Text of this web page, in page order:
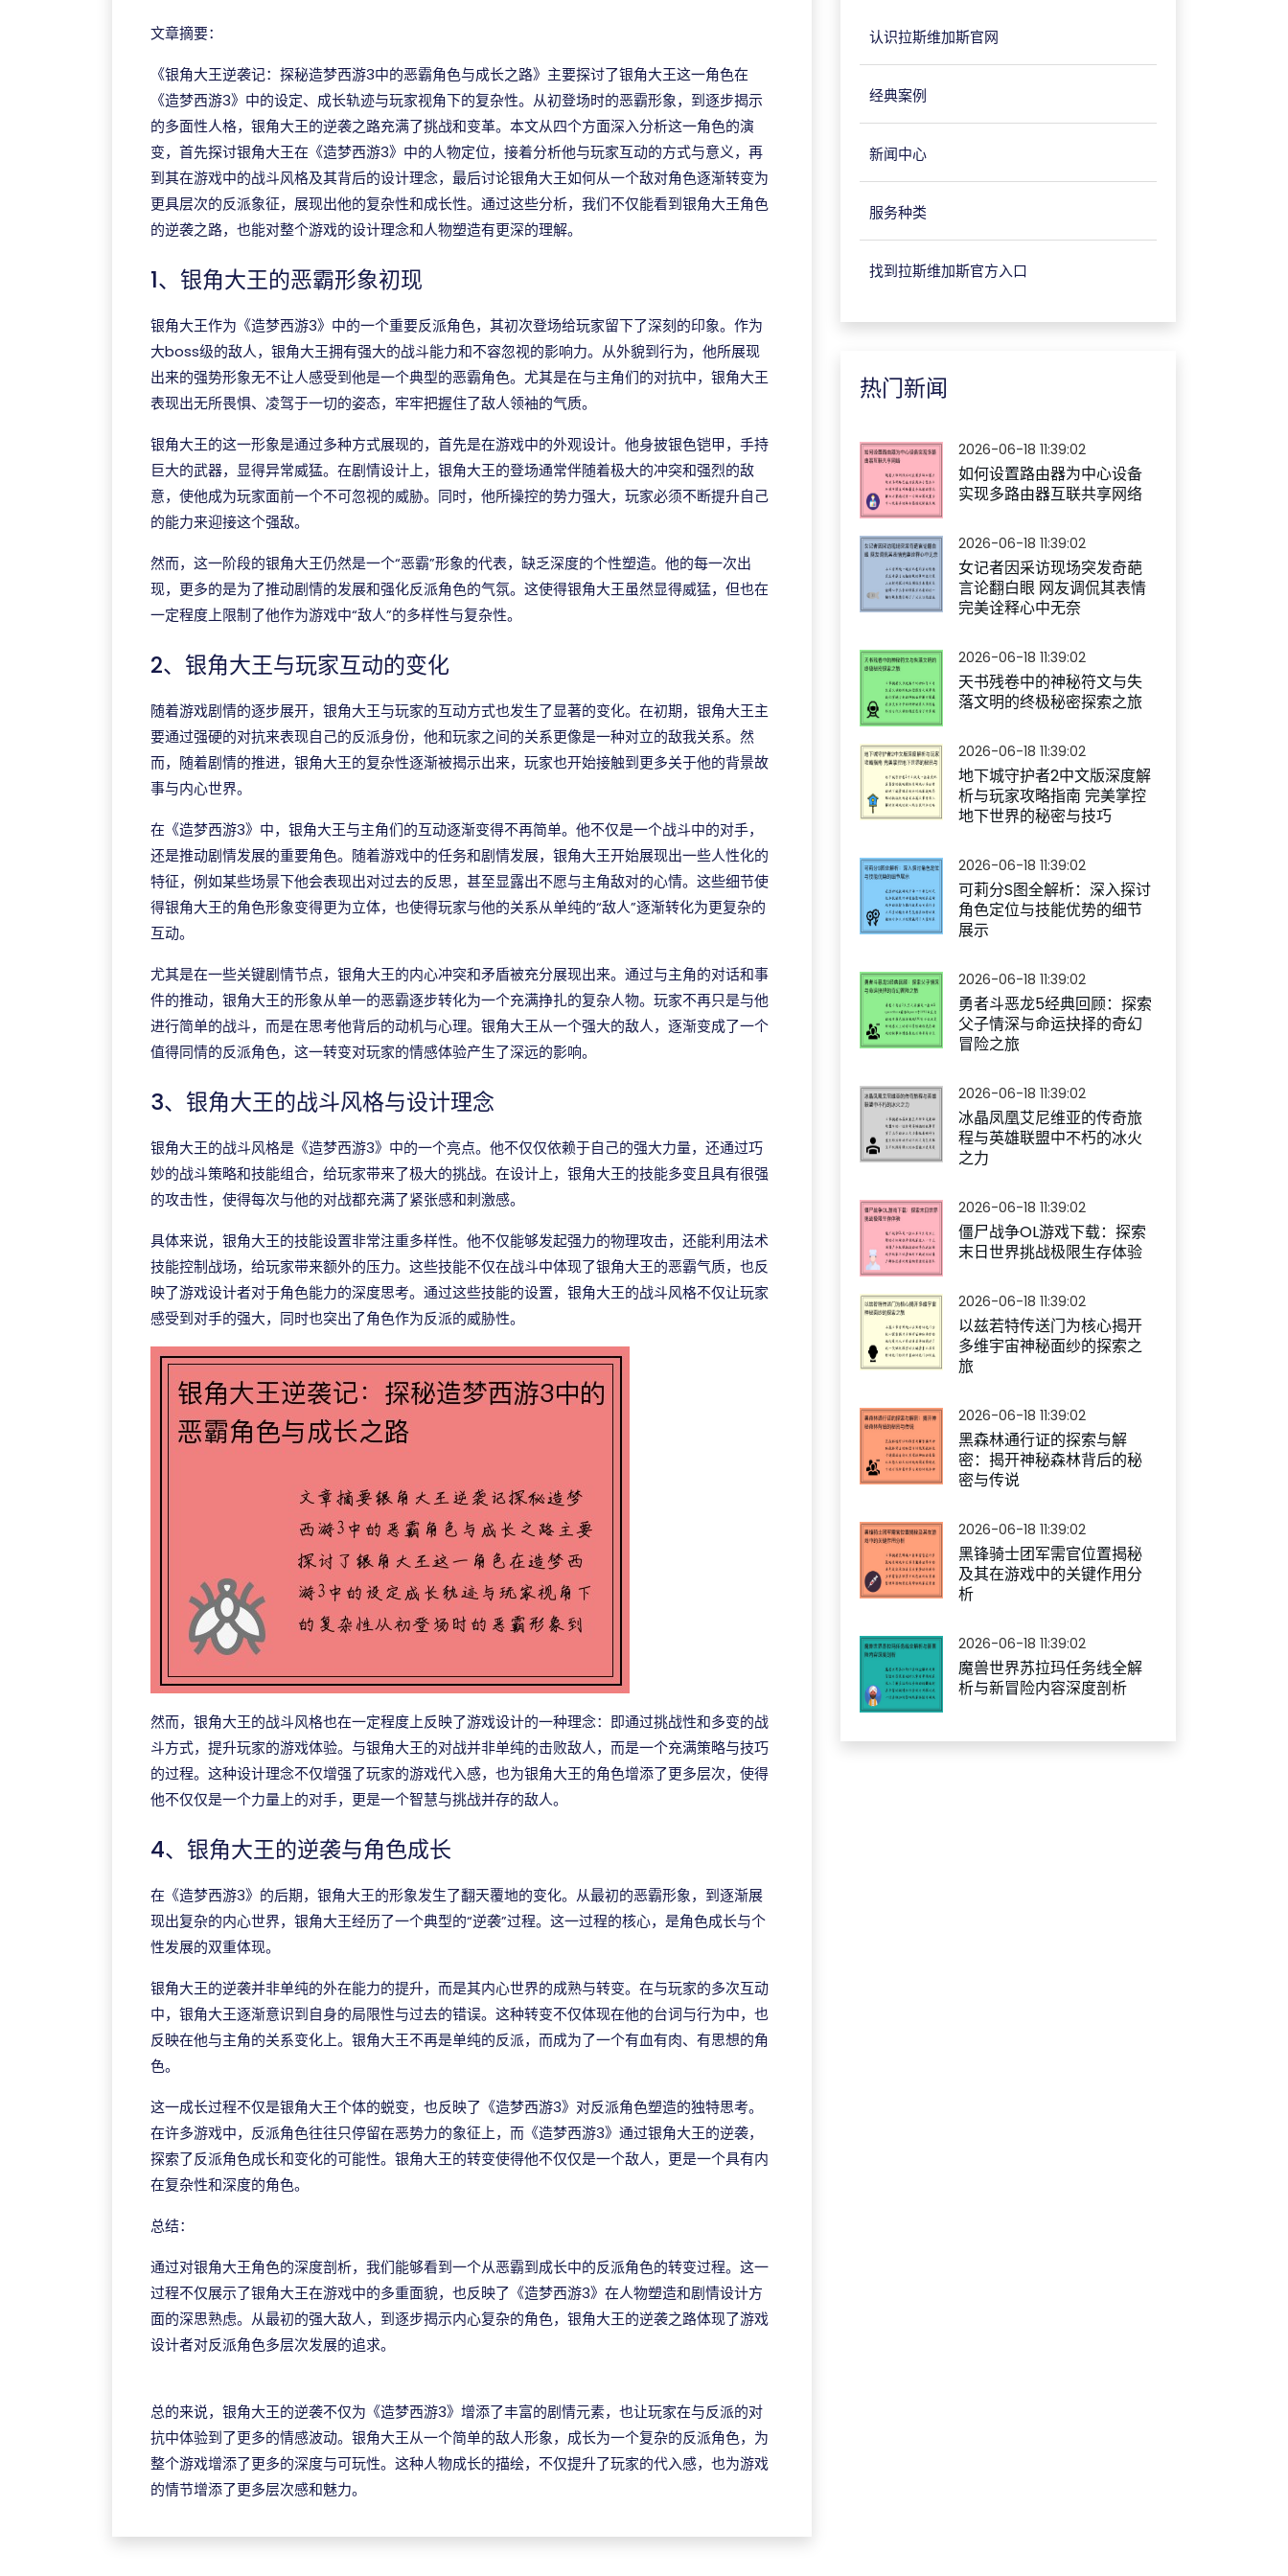
文章摘要：
《银角大王逆袭记：探秘造梦西游3中的恶霸角色与成长之路》主要探讨了银角大王这一角色在
《造梦西游3》中的设定、成长轨迹与玩家视角下的复杂性。从初登场时的恶霸形象，到逐步揭示
的多面性人格，银角大王的逆袭之路充满了挑战和变革。本文从四个方面深入分析这一角色的演
变，首先探讨银角大王在《造梦西游3》中的人物定位，接着分析他与玩家互动的方式与意义，再
到其在游戏中的战斗风格及其背后的设计理念，最后讨论银角大王如何从一个敌对角色逐渐转变为
更具层次的反派象征，展现出他的复杂性和成长性。通过这些分析，我们不仅能看到银角大王角色
的逆袭之路，也能对整个游戏的设计理念和人物塑造有更深的理解。
1、银角大王的恶霸形象初现
银角大王作为《造梦西游3》中的一个重要反派角色，其初次登场给玩家留下了深刻的印象。作为
大boss级的敌人，银角大王拥有强大的战斗能力和不容忽视的影响力。从外貌到行为，他所展现
出来的强势形象无不让人感受到他是一个典型的恶霸角色。尤其是在与主角们的对抗中，银角大王
表现出无所畏惧、凌驾于一切的姿态，牢牢把握住了敌人领袖的气质。
银角大王的这一形象是通过多种方式展现的，首先是在游戏中的外观设计。他身披银色铠甲，手持
巨大的武器，显得异常威猛。在剧情设计上，银角大王的登场通常伴随着极大的冲突和强烈的敌
意，使他成为玩家面前一个不可忽视的威胁。同时，他所操控的势力强大，玩家必须不断提升自己
的能力来迎接这个强敌。
然而，这一阶段的银角大王仍然是一个“恶霸”形象的代表，缺乏深度的个性塑造。他的每一次出
现，更多的是为了推动剧情的发展和强化反派角色的气氛。这使得银角大王虽然显得威猛，但也在
一定程度上限制了他作为游戏中“敌人”的多样性与复杂性。
2、银角大王与玩家互动的变化
随着游戏剧情的逐步展开，银角大王与玩家的互动方式也发生了显著的变化。在初期，银角大王主
要通过强硬的对抗来表现自己的反派身份，他和玩家之间的关系更像是一种对立的敌我关系。然
而，随着剧情的推进，银角大王的复杂性逐渐被揭示出来，玩家也开始接触到更多关于他的背景故
事与内心世界。
在《造梦西游3》中，银角大王与主角们的互动逐渐变得不再简单。他不仅是一个战斗中的对手，
还是推动剧情发展的重要角色。随着游戏中的任务和剧情发展，银角大王开始展现出一些人性化的
特征，例如某些场景下他会表现出对过去的反思，甚至显露出不愿与主角敌对的心情。这些细节使
得银角大王的角色形象变得更为立体，也使得玩家与他的关系从单纯的“敌人”逐渐转化为更复杂的
互动。
尤其是在一些关键剧情节点，银角大王的内心冲突和矛盾被充分展现出来。通过与主角的对话和事
件的推动，银角大王的形象从单一的恶霸逐步转化为一个充满挣扎的复杂人物。玩家不再只是与他
进行简单的战斗，而是在思考他背后的动机与心理。银角大王从一个强大的敌人，逐渐变成了一个
值得同情的反派角色，这一转变对玩家的情感体验产生了深远的影响。
3、银角大王的战斗风格与设计理念
银角大王的战斗风格是《造梦西游3》中的一个亮点。他不仅仅依赖于自己的强大力量，还通过巧
妙的战斗策略和技能组合，给玩家带来了极大的挑战。在设计上，银角大王的技能多变且具有很强
的攻击性，使得每次与他的对战都充满了紧张感和刺激感。
具体来说，银角大王的技能设置非常注重多样性。他不仅能够发起强力的物理攻击，还能利用法术
技能控制战场，给玩家带来额外的压力。这些技能不仅在战斗中体现了银角大王的恶霸气质，也反
映了游戏设计者对于角色能力的深度思考。通过这些技能的设置，银角大王的战斗风格不仅让玩家
感受到对手的强大，同时也突出了角色作为反派的威胁性。
然而，银角大王的战斗风格也在一定程度上反映了游戏设计的一种理念：即通过挑战性和多变的战
斗方式，提升玩家的游戏体验。与银角大王的对战并非单纯的击败敌人，而是一个充满策略与技巧
的过程。这种设计理念不仅增强了玩家的游戏代入感，也为银角大王的角色增添了更多层次，使得
他不仅仅是一个力量上的对手，更是一个智慧与挑战并存的敌人。
4、银角大王的逆袭与角色成长
在《造梦西游3》的后期，银角大王的形象发生了翻天覆地的变化。从最初的恶霸形象，到逐渐展
现出复杂的内心世界，银角大王经历了一个典型的“逆袭”过程。这一过程的核心，是角色成长与个
性发展的双重体现。
银角大王的逆袭并非单纯的外在能力的提升，而是其内心世界的成熟与转变。在与玩家的多次互动
中，银角大王逐渐意识到自身的局限性与过去的错误。这种转变不仅体现在他的台词与行为中，也
反映在他与主角的关系变化上。银角大王不再是单纯的反派，而成为了一个有血有肉、有思想的角
色。
这一成长过程不仅是银角大王个体的蜕变，也反映了《造梦西游3》对反派角色塑造的独特思考。
在许多游戏中，反派角色往往只停留在恶势力的象征上，而《造梦西游3》通过银角大王的逆袭，
探索了反派角色成长和变化的可能性。银角大王的转变使得他不仅仅是一个敌人，更是一个具有内
在复杂性和深度的角色。
总结：
通过对银角大王角色的深度剖析，我们能够看到一个从恶霸到成长中的反派角色的转变过程。这一
过程不仅展示了银角大王在游戏中的多重面貌，也反映了《造梦西游3》在人物塑造和剧情设计方
面的深思熟虑。从最初的强大敌人，到逐步揭示内心复杂的角色，银角大王的逆袭之路体现了游戏
设计者对反派角色多层次发展的追求。
总的来说，银角大王的逆袭不仅为《造梦西游3》增添了丰富的剧情元素，也让玩家在与反派的对
抗中体验到了更多的情感波动。银角大王从一个简单的敌人形象，成长为一个复杂的反派角色，为
整个游戏增添了更多的深度与可玩性。这种人物成长的描绘，不仅提升了玩家的代入感，也为游戏
的情节增添了更多层次感和魅力。
认识拉斯维加斯官网
经典案例
新闻中心
服务种类
找到拉斯维加斯官方入口
热门新闻
2026-06-18 11:39:02
如何设置路由器为中心设备
实现多路由器互联共享网络
2026-06-18 11:39:02
女记者因采访现场突发奇葩
言论翻白眼 网友调侃其表情
完美诠释心中无奈
2026-06-18 11:39:02
天书残卷中的神秘符文与失
落文明的终极秘密探索之旅
2026-06-18 11:39:02
地下城守护者2中文版深度解
析与玩家攻略指南 完美掌控
地下世界的秘密与技巧
2026-06-18 11:39:02
可莉分S图全解析：深入探讨
角色定位与技能优势的细节
展示
2026-06-18 11:39:02
勇者斗恶龙5经典回顾：探索
父子情深与命运抉择的奇幻
冒险之旅
2026-06-18 11:39:02
冰晶凤凰艾尼维亚的传奇旅
程与英雄联盟中不朽的冰火
之力
2026-06-18 11:39:02
僵尸战争OL游戏下载：探索
末日世界挑战极限生存体验
2026-06-18 11:39:02
以兹若特传送门为核心揭开
多维宇宙神秘面纱的探索之
旅
2026-06-18 11:39:02
黑森林通行证的探索与解
密：揭开神秘森林背后的秘
密与传说
2026-06-18 11:39:02
黑锋骑士团军需官位置揭秘
及其在游戏中的关键作用分
析
2026-06-18 11:39:02
魔兽世界苏拉玛任务线全解
析与新冒险内容深度剖析